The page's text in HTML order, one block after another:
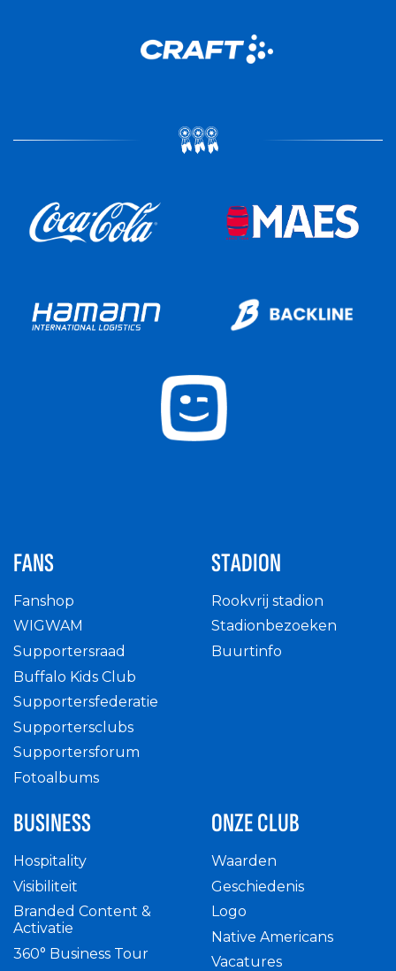
FANS
Fanshop
WIGWAM
Supportersraad
Buffalo Kids Club
Supportersfederatie
Supportersclubs
Supportersforum
Fotoalbums
STADION
Rookvrij stadion
Stadionbezoeken
Buurtinfo
BUSINESS
Hospitality
Visibiliteit
Branded Content &
Activatie
360° Business Tour
ONZE CLUB
Waarden
Geschiedenis
Logo
Native Americans
Vacatures